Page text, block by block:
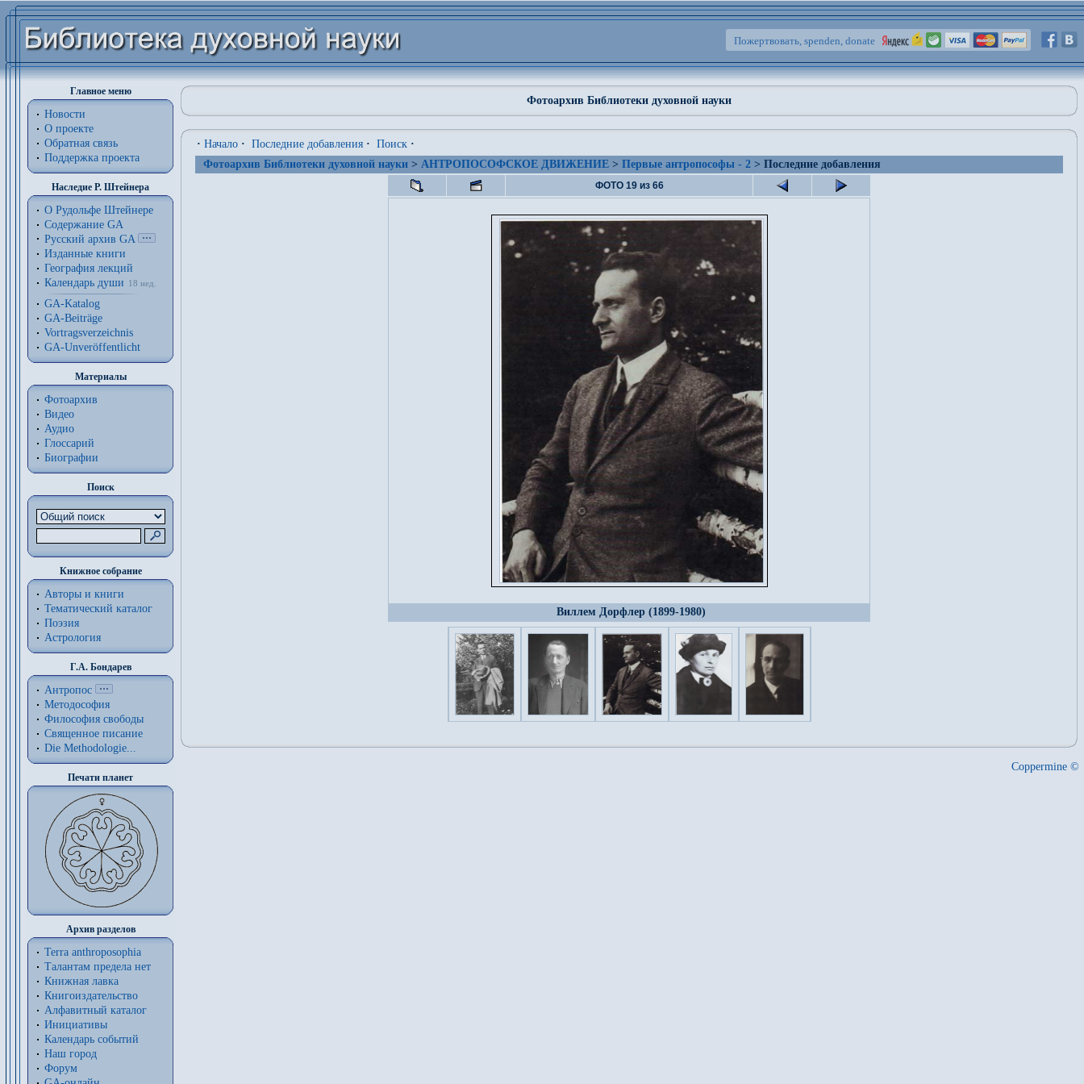
Пожертвовать, spenden, donate
Главное меню
Новости
О проекте
Обратная связь
Поддержка проекта
Наследие Р. Штейнера
О Рудольфе Штейнере
Содержание GA
Русский архив GA
Изданные книги
География лекций
Календарь души
18 нед.
GA-Katalog
GA-Beiträge
Vortragsverzeichnis
GA-Unveröffentlicht
Материалы
Фотоархив
Видео
Аудио
Глоссарий
Биографии
Поиск
Книжное собрание
Авторы и книги
Тематический каталог
Поэзия
Астрология
Г.А. Бондарев
Антропос
Методософия
Философия cвободы
Священное писание
Die Methodologie...
Печати планет
Архив разделов
Terra anthroposophia
Талантам предела нет
Книжная лавка
Книгоиздательство
Алфавитный каталог
Инициативы
Календарь событий
Наш город
Форум
Фотоархив Библиотеки духовной науки
· Начало · Последние добавления · Поиск ·
Фотоархив Библиотеки духовной науки > АНТРОПОСОФСКОЕ ДВИЖЕНИЕ > Первые антропософы - 2 > Последние добавления
ФОТО 19 из 66
Виллем Дорфлер (1899-1980)
Coppermine ©